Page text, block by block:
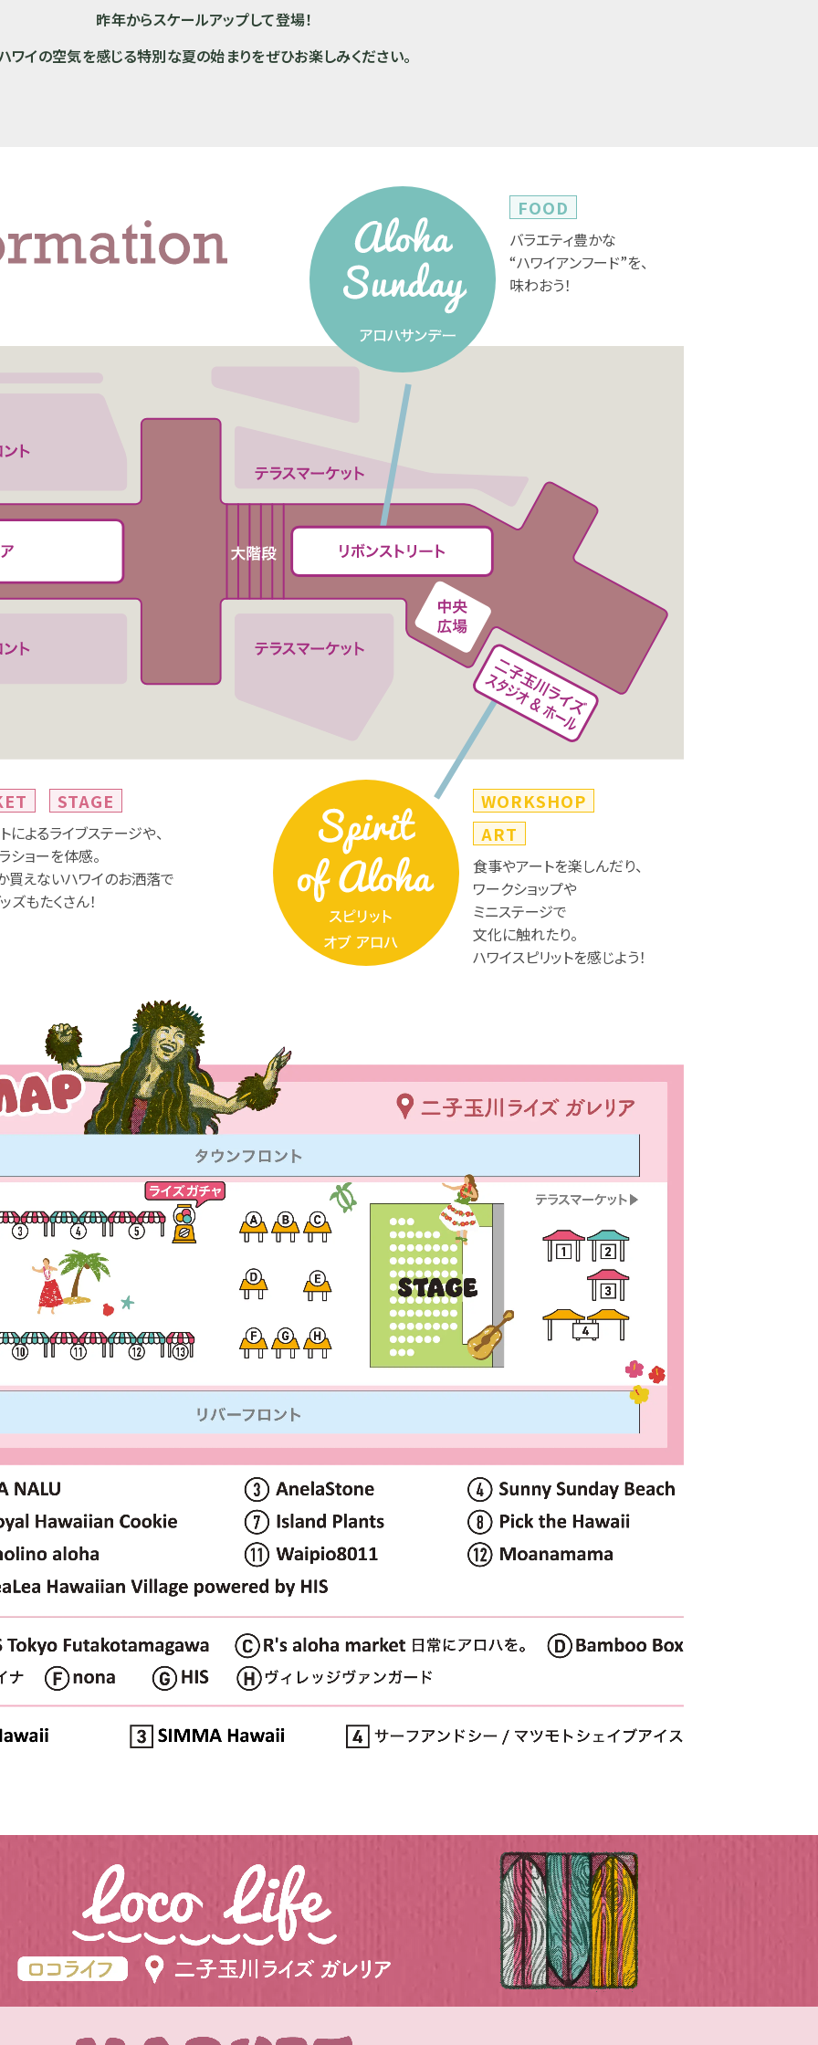
昨年からスケールアップして登場！
ワイの空気を感じる特別な夏の始まりをぜひお楽しみください。
FOOD
バラエティ豊かな
“ハワイアンフード”を、
味わおう！
STAGE
によるライブステージや、
ショーを体感。
買えないハワイのお洒落で
ズもたくさん！
WORKSHOP
ART
食事やアートを楽しんだり、
ワークショップや
ミニステージで
文化に触れたり。
ハワイスピリットを感じよう！